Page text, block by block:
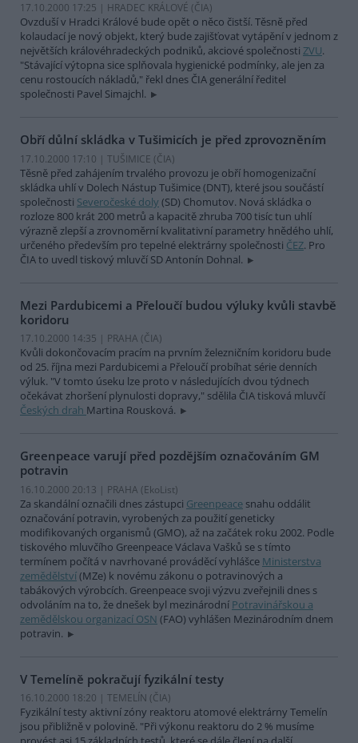
17.10.2000 17:25 | HRADEC KRÁLOVÉ (ČIA)
Ovzduší v Hradci Králové bude opět o něco čistší. Těsně před
kolaudací je nový objekt, který bude zajišťovat vytápění v jednom z
největších královéhradeckých podniků, akciové společnosti ZVU.
"Stávající výtopna sice splňovala hygienické podmínky, ale jen za
cenu rostoucích nákladů," řekl dnes ČIA generální ředitel
společnosti Pavel Simajchl.
Obří důlní skládka v Tušimicích je před zprovozněním
17.10.2000 17:10 | TUŠIMICE (ČIA)
Těsně před zahájením trvalého provozu je obří homogenizační
skládka uhlí v Dolech Nástup Tušimice (DNT), které jsou součástí
společnosti Severočeské doly (SD) Chomutov. Nová skládka o
rozloze 800 krát 200 metrů a kapacitě zhruba 700 tisíc tun uhlí
výrazně zlepší a zrovnoměrní kvalitativní parametry hnědého uhlí,
určeného především pro tepelné elektrárny společnosti ČEZ. Pro
ČIA to uvedl tiskový mluvčí SD Antonín Dohnal.
Mezi Pardubicemi a Přeloučí budou výluky kvůli stavbě
koridoru
17.10.2000 14:35 | PRAHA (ČIA)
Kvůli dokončovacím pracím na prvním železničním koridoru bude
od 25. října mezi Pardubicemi a Přeloučí probíhat série denních
výluk. "V tomto úseku lze proto v následujících dvou týdnech
očekávat zhoršení plynulosti dopravy," sdělila ČIA tisková mluvčí
Českých drah Martina Rousková.
Greenpeace varují před pozdějším označováním GM
potravin
16.10.2000 20:13 | PRAHA (EkoList)
Za skandální označili dnes zástupci Greenpeace snahu oddálit
označování potravin, vyrobených za použití geneticky
modifikovaných organismů (GMO), až na začátek roku 2002. Podle
tiskového mluvčího Greenpeace Václava Vašků se s tímto
termínem počítá v navrhované prováděcí vyhlášce Ministerstva
zemědělství(MZe) k novému zákonu o potravinových a
tabákových výrobcích. Greenpeace svoji výzvu zveřejnili dnes s
odvoláním na to, že dnešek byl mezinárodní Potravinářskou a
zemědělskou organizací OSN (FAO) vyhlášen Mezinárodním dnem
potravin.
V Temelíně pokračují fyzikální testy
16.10.2000 18:20 | TEMELÍN (ČIA)
Fyzikální testy aktivní zóny reaktoru atomové elektrárny Temelín
jsou přibližně v polovině. "Při výkonu reaktoru do 2 % musíme